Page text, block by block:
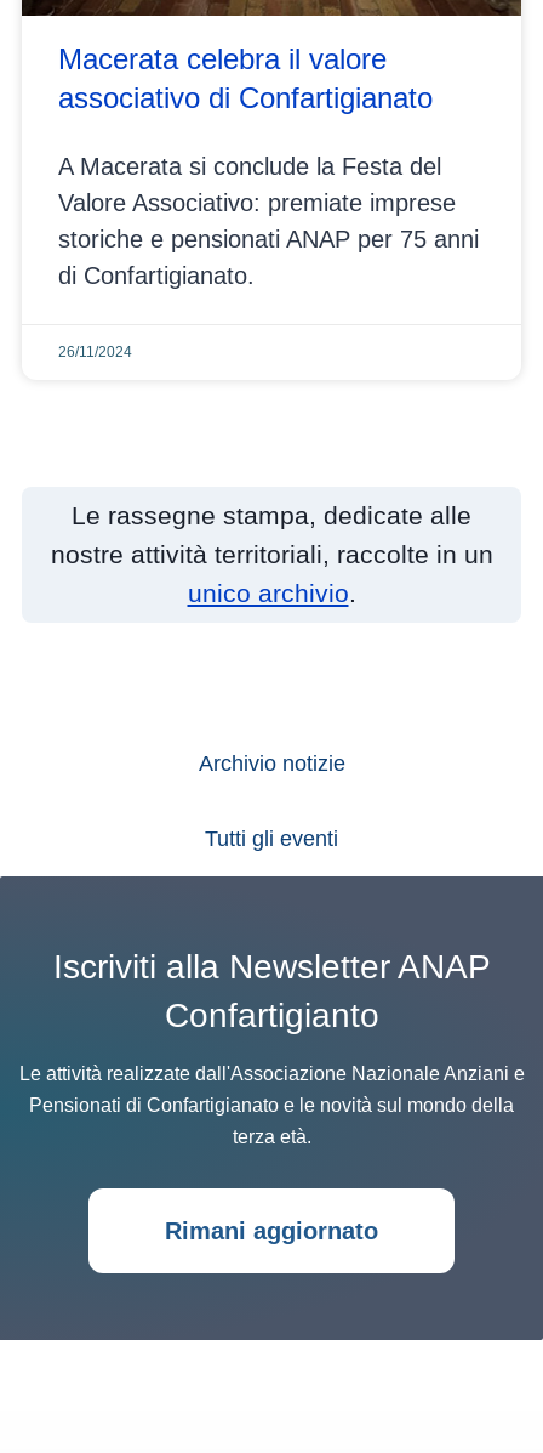
Macerata celebra il valore
associativo di Confartigianato
A Macerata si conclude la Festa del
Valore Associativo: premiate imprese
storiche e pensionati ANAP per 75 anni
di Confartigianato.
26/11/2024
Le rassegne stampa, dedicate alle
nostre attività territoriali, raccolte in un
unico archivio.
Archivio notizie
Tutti gli eventi
Iscriviti alla Newsletter ANAP
Confartigianto
Le attività realizzate dall'Associazione Nazionale Anziani e
Pensionati di Confartigianato e le novità sul mondo della
terza età.
Rimani aggiornato